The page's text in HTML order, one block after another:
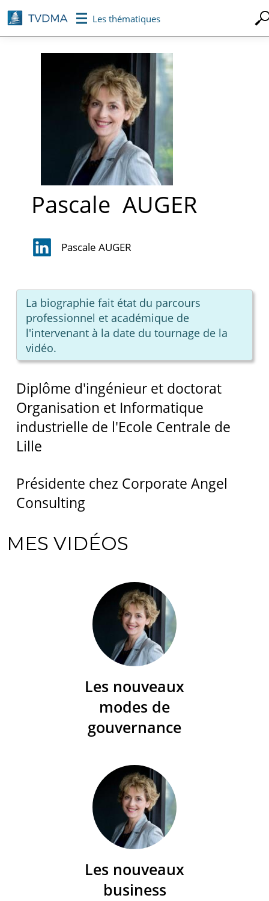
Aller
au
contenu
Les thématiques
PascaleAUGER
Pascale AUGER
La biographie fait état du parcours
professionnel et académique de
l'intervenant à la date du tournage de la
vidéo.
Diplôme d'ingénieur et doctorat
Organisation et Informatique
industrielle de l'Ecole Centrale de
Lille
Présidente chez Corporate Angel
Consulting
MES VIDÉOS
Les nouveaux
modes de
gouvernance
Les nouveaux
business